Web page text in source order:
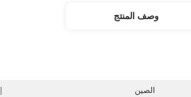
وصف المنتج
الصين